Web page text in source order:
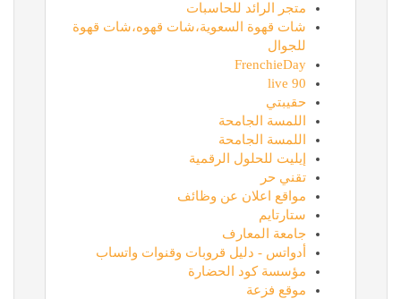
متجر الرائد للحاسبات
شات قهوة السعوية،شات قهوه،شات قهوة
للجوال
FrenchieDay
90 live
حقيبتي
اللمسة الجامحة
اللمسة الجامحة
إيليت للحلول الرقمية
تقني حر
مواقع اعلان عن وظائف
ستارتايم
جامعة المعارف
أدواتس - دليل قروبات وقنوات واتساب
مؤسسة كود الحضارة
موقع فزعة